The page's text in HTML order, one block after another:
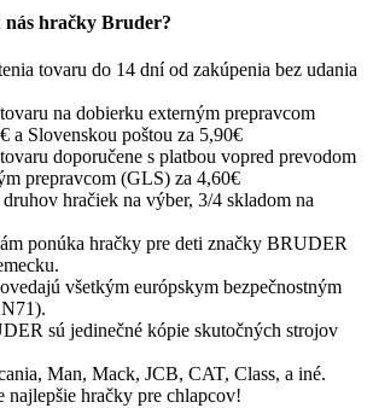
hračky Bruder?
tovaru do 14 dní od zakúpenia bez udania
na dobierku externým prepravcom
a Slovenskou poštou za 5,90€
doporučene s platbou vopred prevodom
prepravcom (GLS) za 4,60€
hračiek na výber, 3/4 skladom na
ponúka hračky pre deti značky BRUDER
všetkým európskym bezpečnostným
sú jedinečné kópie skutočných strojov
Man, Mack, JCB, CAT, Class, a iné.
najlepšie hračky pre chlapcov!